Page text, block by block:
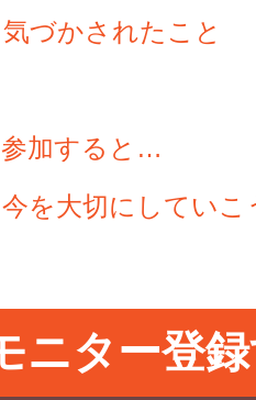
づかされたこと
加すると…
を大切にしていこ
ニター登